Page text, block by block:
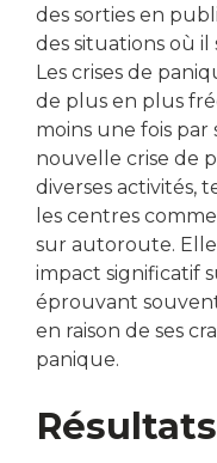
des sorties en
des situations où il
Les crises de
de plus en plus
moins une fois par
nouvelle crise de
diverses activités,
les centres
sur autoroute.
impact significatif
éprouvant
en raison de ses
panique.
Résultats